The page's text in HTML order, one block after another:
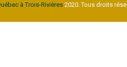
à Trois-Rivières2020. Tous droits